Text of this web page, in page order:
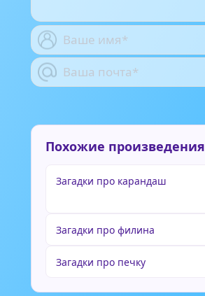
Похожие произведения
Загадки про карандаш
Загадки про филина
Загадки про печку